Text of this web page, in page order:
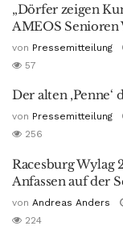
„Dörfer zeigen
AMEOS
von Pressemitteilung
57
Der alten ‚Penne‘
von Pressemitteilung
256
Racesburg Wylag
Anfassen auf der
von Andreas Anders
224